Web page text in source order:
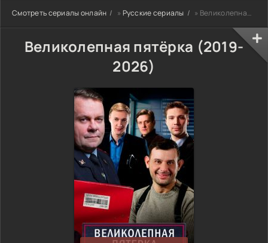
Смотреть сериалы онлайн » Русские сериалы » Великолепная пятёрка (2019-2026)
Великолепная пятёрка (2019-
2026)